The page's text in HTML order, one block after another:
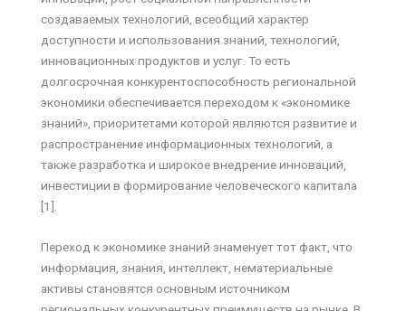
создаваемых технологий, всеобщий характер
доступности и использования знаний, технологий,
инновационных продуктов и услуг. То есть
долгосрочная конкурентоспособность региональной
экономики обеспечивается переходом к «экономике
знаний», приоритетами которой являются развитие и
распространение информационных технологий, а
также разработка и широкое внедрение инноваций,
инвестиции в формирование человеческого капитала
[1].
Переход к экономике знаний знаменует тот факт, что
информация, знания, интеллект, нематериальные
активы становятся основным источником